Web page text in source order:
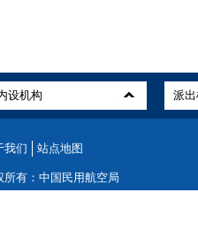
我们 站点地图
所有：中国民用航空局